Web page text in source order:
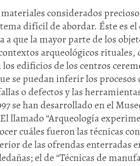
considerados
difícil de abordar. Éste es el
que la mayor parte de los
arqueológicos rituales,
edificios de los centros
se puedan inferir los
o defectos y las
se han desarrollado en el
llamado “Arqueología
cuáles fueron las técnicas con
de las ofrendas enterradas
el de “Técnicas de